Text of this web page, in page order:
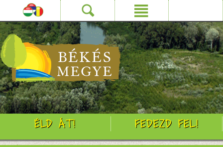
ÉLD ÁT! FEDEZD FEL!